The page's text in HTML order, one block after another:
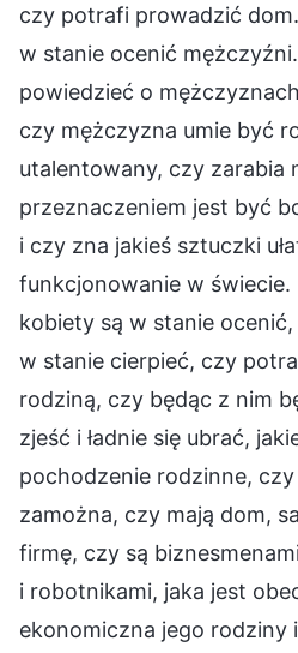
czy potrafi prowadzić
w stanie ocenić
powiedzieć o
czy mężczyzna umie być
utalentowany, czy zarabia
przeznaczeniem jest być
i czy zna jakieś sztuczki
funkcjonowanie w
kobiety są w stanie
w stanie cierpieć, czy
rodziną, czy będąc z nim
zjeść i ładnie się ubrać,
pochodzenie rodzinne,
zamożna, czy mają dom,
firmę, czy są
i robotnikami, jaka jest
ekonomiczna jego rodziny